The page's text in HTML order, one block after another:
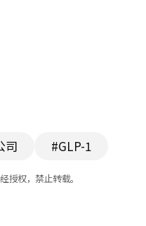
司 #GLP-1
授权，禁止转载。